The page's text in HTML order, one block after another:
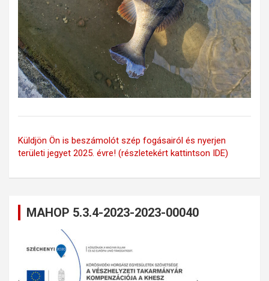
Küldjön Ön is beszámolót szép fogásairól és nyerjen
területi jegyet 2025. évre! (részletekért kattintson IDE)
MAHOP 5.3.4-2023-2023-00040